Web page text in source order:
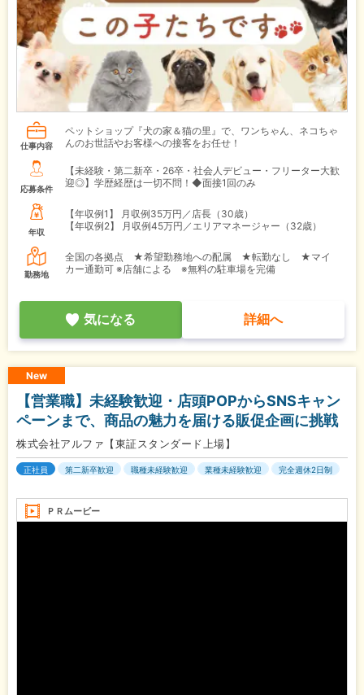
仕事内容
ペットショップ『犬の家＆猫の里』で、ワンちゃん、ネコちゃ
んのお世話やお客様への接客をお任せ！
応募条件
【未経験・第二新卒・26卒・社会人デビュー・フリーター大歓
迎◎】学歴経歴は一切不問！◆面接1回のみ
年収
【年収例1】
月収例35万円／店長（30歳）
【年収例2】
月収例45万円／エリアマネージャー（32歳）
勤務地
全国の各拠点 ★希望勤務地への配属 ★転勤なし ★マイ
カー通勤可 ※店舗による ※無料の駐車場を完備
気になる 詳細へ
New
【営業職】未経験歓迎・店頭POPからSNSキャン
ペーンまで、商品の魅力を届ける販促企画に挑戦
株式会社アルファ【東証スタンダード上場】
正社員 第二新卒歓迎 職種未経験歓迎 業種未経験歓迎 完全週休2日制
ＰＲムービー